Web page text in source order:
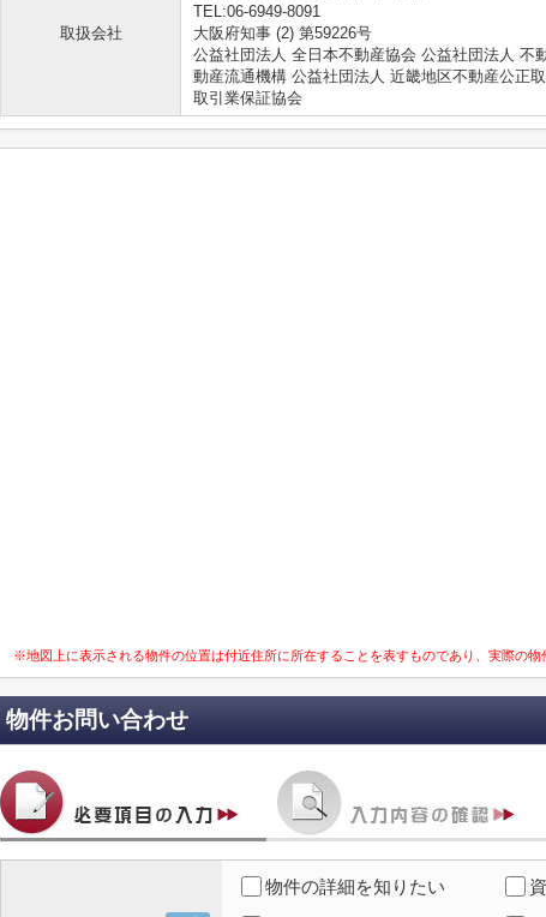
取扱会社
TEL:06-6949-8091
大阪府知事 (2) 第59226号
公益社団法人 全日本不動産協会 公益社団法人 不
動産流通機構 公益社団法人 近畿地区不動産公正
取引業保証協会
※地図上に表示される物件の位置は付近住所に所在することを表すものであり、実際の物
物件お問い合わせ
物件の詳細を知りたい